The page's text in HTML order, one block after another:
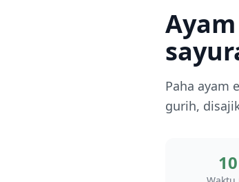
Paha ayam
gurih,